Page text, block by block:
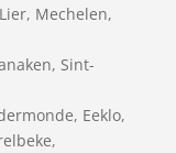
Lier, Mechelen,
, Sint-
, Eeklo,
,